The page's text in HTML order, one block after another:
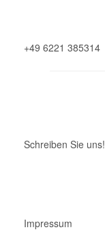
+49 6221 385314
Schreiben Sie uns!
Impressum